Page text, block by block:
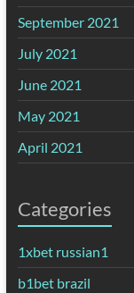
September 2021
July 2021
June 2021
May 2021
April 2021
Categories
1xbet russian1
b1bet brazil